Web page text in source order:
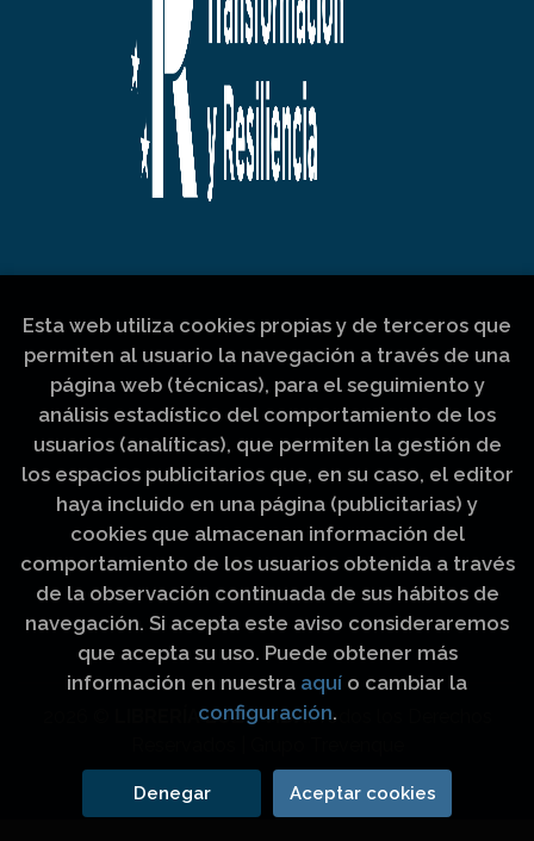
LIBRERÍA LUZ Y VIDA. Todos los Derechos
Esta web utiliza cookies propias y de terceros que
permiten al usuario la navegación a través de una
página web (técnicas), para el seguimiento y
análisis estadístico del comportamiento de los
usuarios (analíticas), que permiten la gestión de
los espacios publicitarios que, en su caso, el editor
haya incluido en una página (publicitarias) y
cookies que almacenan información del
comportamiento de los usuarios obtenida a través
de la observación continuada de sus hábitos de
navegación. Si acepta este aviso consideraremos
que acepta su uso. Puede obtener más
información en nuestra aquí o cambiar la
configuración.
Denegar Aceptar cookies